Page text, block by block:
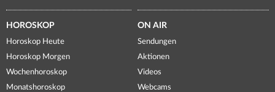
HOROSKOP
Horoskop Heute
Horoskop Morgen
Wochenhoroskop
Monatshoroskop
ON AIR
Sendungen
Aktionen
Videos
Webcams